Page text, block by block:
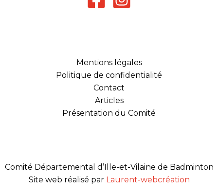
Mentions légales
Politique de confidentialité
Contact
Articles
Présentation du Comité
Comité Départemental d’Ille-et-Vilaine de Badminton
Site web réalisé par Laurent-webcréation